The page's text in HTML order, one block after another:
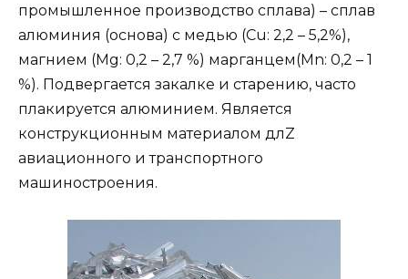
промышленное производство сплава) – сплав
алюминия (основа) с медью (Cu: 2,2 – 5,2%),
магнием (Mg: 0,2 – 2,7 %) марганцем(Mn: 0,2 – 1
%). Подвергается закалке и старению, часто
плакируется алюминием. Является
конструкционным материалом длZ
авиационного и транспортного
машиностроения.